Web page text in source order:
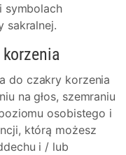
symbolach
sakralnej.
do czakry korzenia
na głos, szemraniu
osobistego i
którą możesz
i / lub